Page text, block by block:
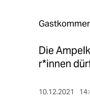
Die
r*in­nen
10.12.2021